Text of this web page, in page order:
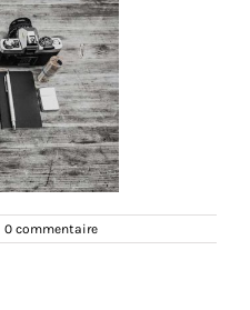
0 commentaire